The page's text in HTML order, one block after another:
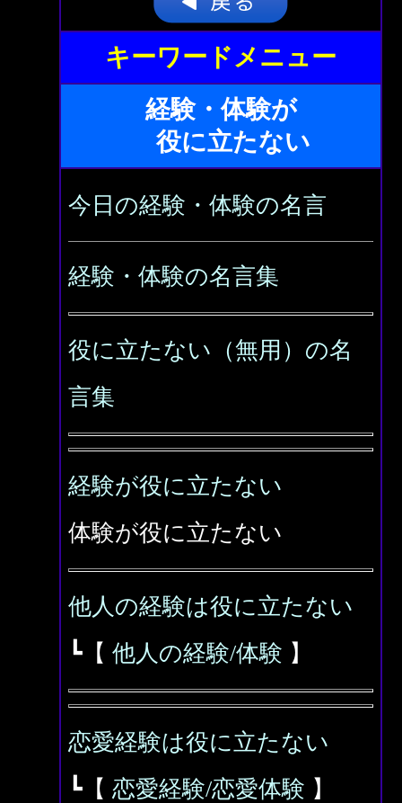
キーワードメニュー
経験・体験が
役に立たない
今日の経験・体験の名言
経験・体験の名言集
役に立たない（無用）の名
言集
経験が役に立たない
体験が役に立たない
他人の経験は役に立たない
┗【 他人の経験/体験 】
恋愛経験は役に立たない
┗【 恋愛経験/恋愛体験 】